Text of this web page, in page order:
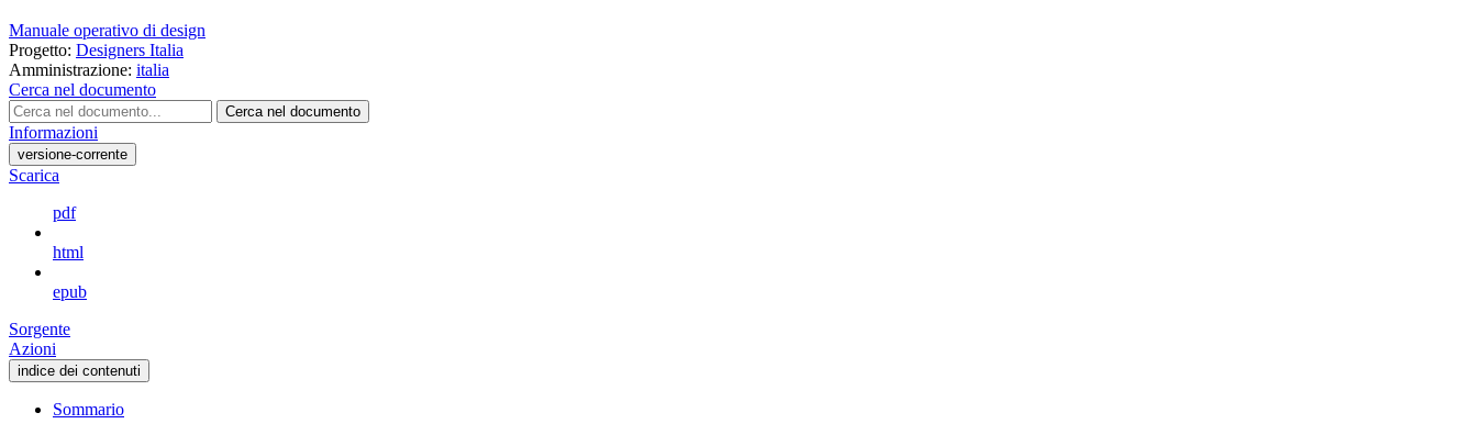
Manuale operativo di design
Progetto: Designers Italia
Amministrazione: italia
Cerca nel documento
Cerca nel documento
Informazioni
versione-corrente
Scarica
pdf
html
epub
Sorgente
Azioni
indice dei contenuti
Sommario